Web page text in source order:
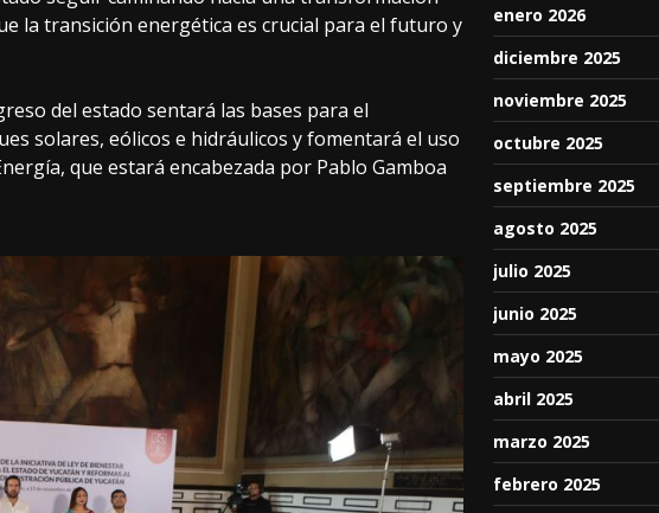
la transición energética es crucial para el futuro y
del estado sentará las bases para el
solares, eólicos e hidráulicos y fomentará el uso
que estará encabezada por Pablo Gamboa
enero 2026
diciembre 2025
noviembre 2025
octubre 2025
septiembre 2025
agosto 2025
julio 2025
junio 2025
mayo 2025
abril 2025
marzo 2025
febrero 2025